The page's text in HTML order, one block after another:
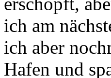
ich am
ich aber
Hafen und